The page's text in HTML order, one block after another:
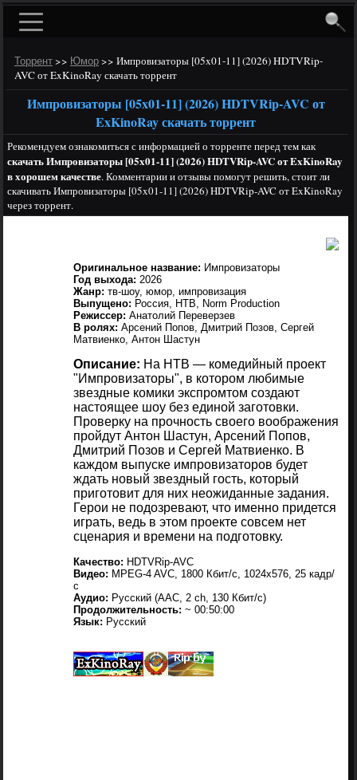
Торрент >> Юмор >> Импровизаторы [05x01-11] (2026) HDTVRip-
AVC от ExKinoRay скачать торрент
Импровизаторы [05x01-11] (2026) HDTVRip-AVC от
ExKinoRay скачать торрент
Рекомендуем ознакомиться с информацией о торренте перед тем как
скачать Импровизаторы [05x01-11] (2026) HDTVRip-AVC от ExKinoRay
в хорошем качестве. Комментарии и отзывы помогут решить, стоит ли
скачивать Импровизаторы [05x01-11] (2026) HDTVRip-AVC от ExKinoRay
через торрент.
Оригинальное название: Импровизаторы
Год выхода: 2026
Жанр: тв-шоу, юмор, импровизация
Выпущено: Россия, НТВ, Norm Production
Режиссер: Анатолий Переверзев
В ролях: Арсений Попов, Дмитрий Позов, Сергей
Матвиенко, Антон Шастун
Описание: На НТВ — комедийный проект
"Импровизаторы", в котором любимые
звездные комики экспромтом создают
настоящее шоу без единой заготовки.
Проверку на прочность своего воображения
пройдут Антон Шастун, Арсений Попов,
Дмитрий Позов и Сергей Матвиенко. В
каждом выпуске импровизаторов будет
ждать новый звездный гость, который
приготовит для них неожиданные задания.
Герои не подозревают, что именно придется
играть, ведь в этом проекте совсем нет
сценария и времени на подготовку.
Качество: HDTVRip-AVC
Видео: MPEG-4 AVC, 1800 Кбит/с, 1024x576, 25 кадр/
с
Аудио: Русский (AAC, 2 ch, 130 Кбит/с)
Продолжительность: ~ 00:50:00
Язык: Русский